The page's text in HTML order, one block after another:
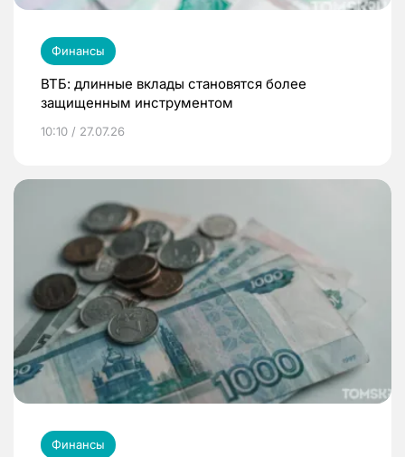
Финансы
ВТБ: длинные вклады становятся более
защищенным инструментом
10:10 / 27.07.26
Финансы